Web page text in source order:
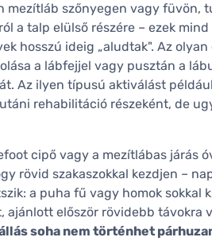
mezítláb szőnyegen vagy füvön,
a talp elülső részére – ezek
hosszú ideig „aludtak". Az
a lábfejjel vagy pusztán a
Az ilyen típusú aktiválást
rehabilitáció részeként, de
cipő vagy a mezítlábas járás
rövid szakaszokkal kezdjen –
a puha fű vagy homok sokkal
ajánlott először rövidebb távokra
soha nem történhet